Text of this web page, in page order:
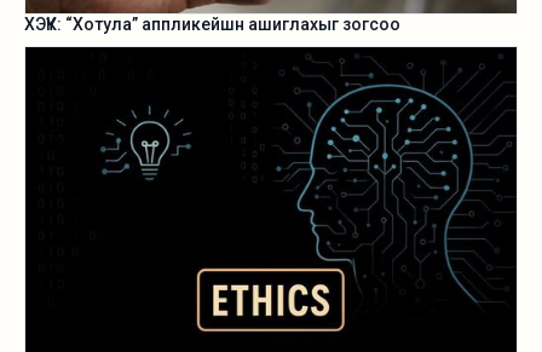
ХЭҮК: “Хотула” аппликейшн ашиглахыг зогсоо